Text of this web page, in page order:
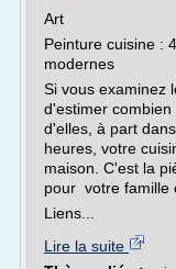
Art
Peinture cuisine :
modernes
Si vous examinez
d'estimer
d'elles, à part
heures, votre
maison. C'est la
pour votre famille
Liens...
Lire la suite